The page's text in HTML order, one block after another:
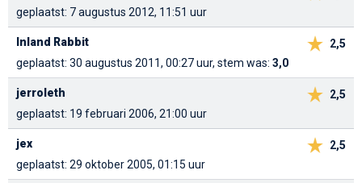
geplaatst: 7 augustus 2012, 11:51 uur
2,5
Inland Rabbit
geplaatst: 30 augustus 2011, 00:27 uur, stem was: 3,0
2,5
jerroleth
geplaatst: 19 februari 2006, 21:00 uur
2,5
jex
geplaatst: 29 oktober 2005, 01:15 uur